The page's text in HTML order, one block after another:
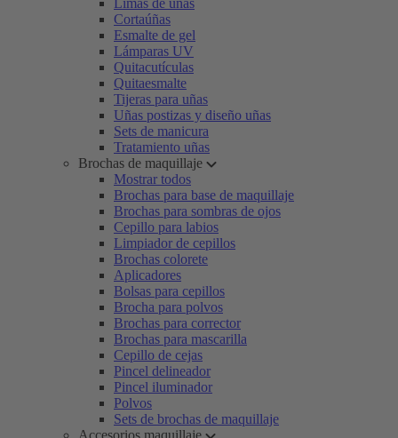
Limas de uñas
Cortaúñas
Esmalte de gel
Lámparas UV
Quitacutículas
Quitaesmalte
Tijeras para uñas
Uñas postizas y diseño uñas
Sets de manicura
Tratamiento uñas
Brochas de maquillaje
Mostrar todos
Brochas para base de maquillaje
Brochas para sombras de ojos
Cepillo para labios
Limpiador de cepillos
Brochas colorete
Aplicadores
Bolsas para cepillos
Brocha para polvos
Brochas para corrector
Brochas para mascarilla
Cepillo de cejas
Pincel delineador
Pincel iluminador
Polvos
Sets de brochas de maquillaje
Accesorios maquillaje